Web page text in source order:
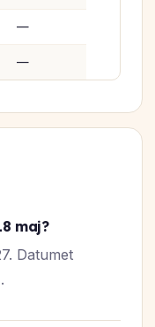
—
—
maj?
Datumet